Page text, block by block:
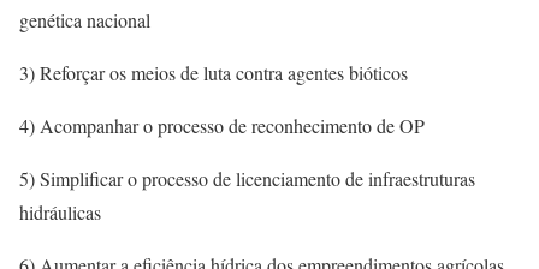
genética nacional
3) Reforçar os meios de luta contra agentes bióticos
4) Acompanhar o processo de reconhecimento de OP
5) Simplificar o processo de licenciamento de infraestruturas
hidráulicas